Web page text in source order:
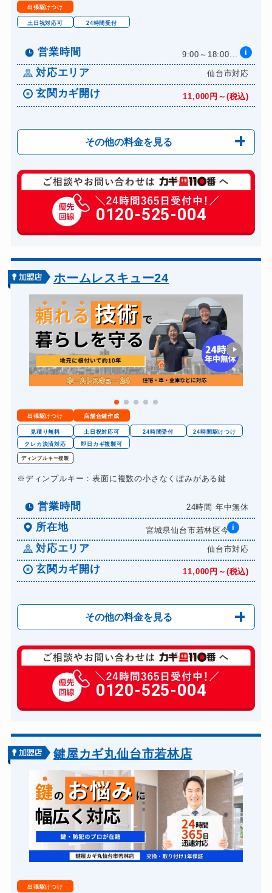
出張駆けつけ
土日祝対応可 24時間受付
営業時間 9:00～18:00... i
対応エリア 仙台市対応
玄関カギ開け 11,000円～(税込)
その他の料金を見る
玄関カギ修理 6,600円～(税込)
玄関カギ作成 14,300円～(税込)
玄関カギ交換 14,300円～(税込)
バイクカギ開け
バイクカギ作成 16,500円～(税込)
スーツケースカギ開け 8,800円～(税込)
スーツケースカギ作成 8,800円～(税込)
金庫カギ開け 14,300円～(税込)
金庫カギ修理 11,000円～(税込)
ロッカーカギ開け 8,800円～(税込)
ドアノブカギ開け
ドアノブカギ作成
0120-525-004
ホームレスキュー24
出張駆けつけ 店舗合鍵作成
見積り無料 土日祝対応可 24時間受付
24時間駆けつけ
クレカ決済対応
即日カギ複製可
ディンプルキー複製
※ディンプルキー：表面に複数の小さなくぼみがある鍵
営業時間 24時間 年中無休
所在地 宮城県仙台市若林区今...
i
対応エリア 仙台市対応
玄関カギ開け 11,000円～(税込)
その他の料金を見る
玄関カギ複製 880円(税込)～
玄関カギ開け 11,000円～(税込)
玄関カギ修理 6,600円～(税込)
車カギ開け 13,200円～(税込)
スーツケースカギ開け 8,800円～(税込)
金庫カギ開け 14,300円～(税込)
金庫カギ交換 11,000円～(税込)
ロッカーカギ開け 8,800円～(税込)
ドアノブカギ開け 10,780円～(税込)
0120-525-004
鍵屋カギ丸仙台市若林店
出張駆けつけ